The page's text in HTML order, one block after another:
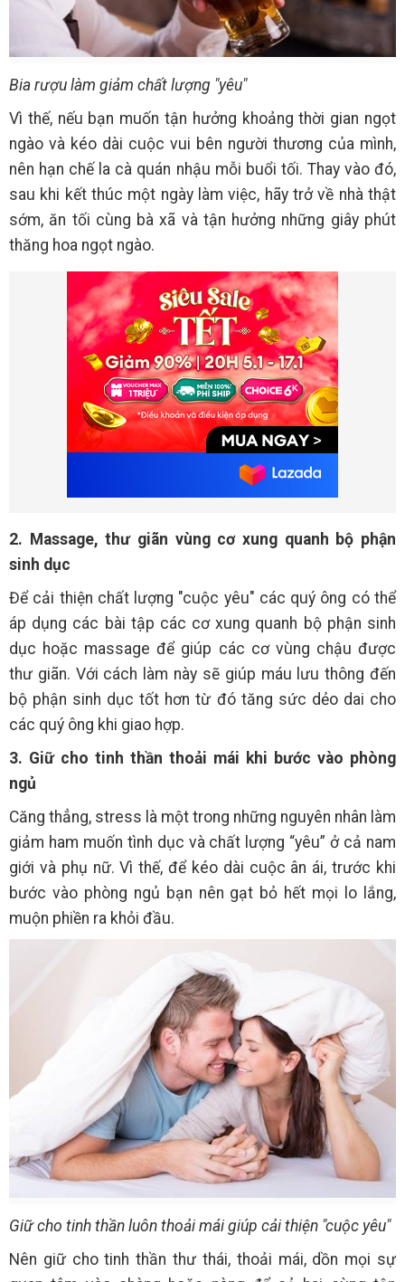
Bia rượu làm giảm chất lượng "yêu"
Vì thế, nếu bạn muốn tận hưởng khoảng thời gian ngọt
ngào và kéo dài cuộc vui bên người thương của mình,
nên hạn chế la cà quán nhậu mỗi buổi tối. Thay vào đó,
sau khi kết thúc một ngày làm việc, hãy trở về nhà thật
sớm, ăn tối cùng bà xã và tận hưởng những giây phút
thăng hoa ngọt ngào.
2. Massage, thư giãn vùng cơ xung quanh bộ phận
sinh dục
Để cải thiện chất lượng "cuộc yêu" các quý ông có thể
áp dụng các bài tập các cơ xung quanh bộ phận sinh
dục hoặc massage để giúp các cơ vùng chậu được
thư giãn. Với cách làm này sẽ giúp máu lưu thông đến
bộ phận sinh dục tốt hơn từ đó tăng sức dẻo dai cho
các quý ông khi giao hợp.
3. Giữ cho tinh thần thoải mái khi bước vào phòng
ngủ
Căng thẳng, stress là một trong những nguyên nhân làm
giảm ham muốn tình dục và chất lượng “yêu” ở cả nam
giới và phụ nữ. Vì thế, để kéo dài cuộc ân ái, trước khi
bước vào phòng ngủ bạn nên gạt bỏ hết mọi lo lắng,
muộn phiền ra khỏi đầu.
Giữ cho tinh thần luôn thoải mái giúp cải thiện "cuộc yêu"
Nên giữ cho tinh thần thư thái, thoải mái, dồn mọi sự